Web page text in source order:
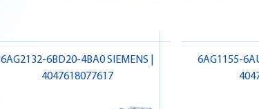
6AG2132-6BD20-4BA0 SIEMENS |
4047618077617
6AG1155-